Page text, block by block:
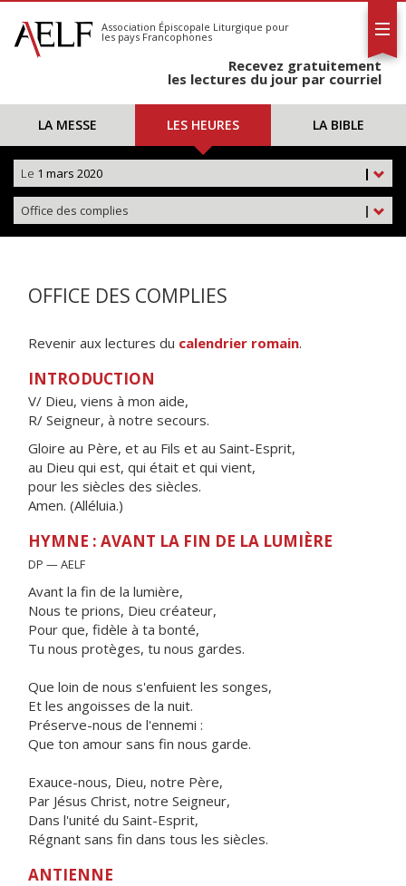
S'abonner
Calendrier
Association Épiscopale Liturgique pour
les pays Francophones
Recevez gratuitement
les lectures du jour par courriel
LA MESSE LES HEURES LA BIBLE
|
Le 1 mars 2020
|
Office des complies
OFFICE DES COMPLIES
Revenir aux lectures du calendrier romain.
INTRODUCTION
V/ Dieu, viens à mon aide,
R/ Seigneur, à notre secours.
Gloire au Père, et au Fils et au Saint-Esprit,
au Dieu qui est, qui était et qui vient,
pour les siècles des siècles.
Amen. (Alléluia.)
HYMNE : AVANT LA FIN DE LA LUMIÈRE
DP — AELF
Avant la fin de la lumière,
Nous te prions, Dieu créateur,
Pour que, fidèle à ta bonté,
Tu nous protèges, tu nous gardes.
Que loin de nous s'enfuient les songes,
Et les angoisses de la nuit.
Préserve-nous de l'ennemi :
Que ton amour sans fin nous garde.
Exauce-nous, Dieu, notre Père,
Par Jésus Christ, notre Seigneur,
Dans l'unité du Saint-Esprit,
Régnant sans fin dans tous les siècles.
ANTIENNE